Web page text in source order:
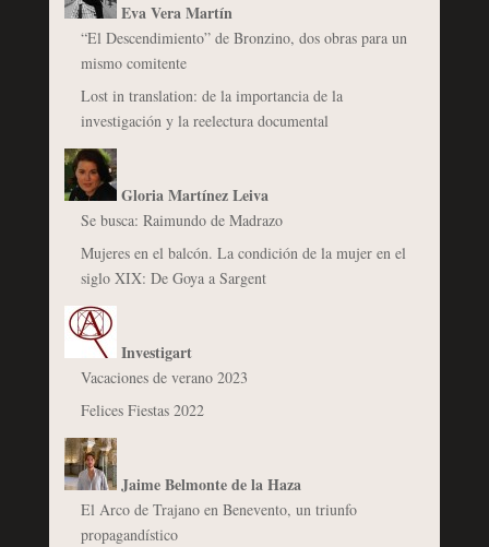
Eva Vera Martín
“El Descendimiento” de Bronzino, dos obras para un
mismo comitente
Lost in translation: de la importancia de la
investigación y la reelectura documental
Gloria Martínez Leiva
Se busca: Raimundo de Madrazo
Mujeres en el balcón. La condición de la mujer en el
siglo XIX: De Goya a Sargent
Investigart
Vacaciones de verano 2023
Felices Fiestas 2022
Jaime Belmonte de la Haza
El Arco de Trajano en Benevento, un triunfo
propagandístico